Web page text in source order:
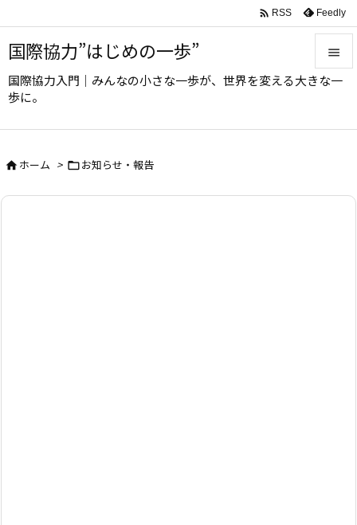
国際協力”はじめの一歩”
国際協力入門｜みんなの小さな一歩が、世界を変える大きな一
歩に。



 RSS Feedly
ホーム > お知らせ・報告